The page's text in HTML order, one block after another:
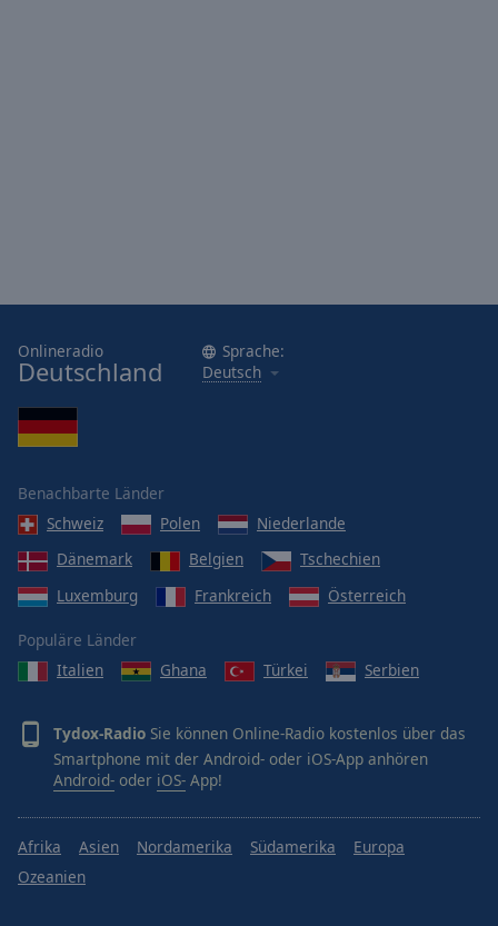
Onlineradio
Deutschland
Sprache:
Deutsch
Benachbarte Länder
Schweiz
Polen
Niederlande
Dänemark
Belgien
Tschechien
Luxemburg
Frankreich Österreich
Populäre Länder
Italien
Ghana Türkei Serbien
Tydox-Radio Sie können Online-Radio kostenlos über das
Smartphone mit der Android- oder iOS-App anhören
Android- oder iOS- App!
Afrika Asien Nordamerika Südamerika
Europa
Ozeanien